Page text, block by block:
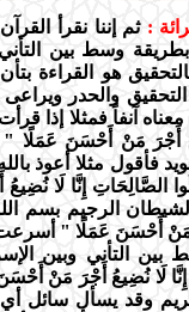
: ثم إننا نقرأ
بطريقة وسط بين
هو القراءة
والحدر ويراعى
آنفاً فمثلا إذا
أَجْرَ مَنْ أَحْسَنَ عَمَلًا "
فأقول مثلا أعوذ
الصَّالِحَاتِ إِنَّا لَا
الرجيم بسم
أَحْسَنَ عَمَلًا " أسرعت
بين التأني وبين
إِنَّا لَا نُضِيعُ أَجْرَ مَنْ
وقد يسأل سائل